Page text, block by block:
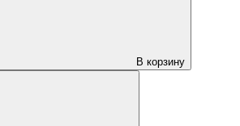
В корзину